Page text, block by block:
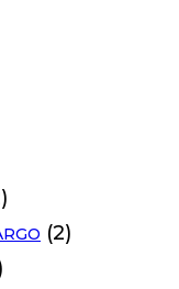
(2)